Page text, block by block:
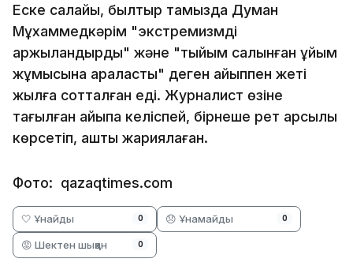
Еске салайық, былтыр тамызда Думан
Мұхаммедкәрім "экстремизмді
қаржыландырды" және "тыйым салынған ұйым
жұмысына араласты" деген айыппен жеті
жылға сотталған еді. Журналист өзіне
тағылған айыпқа келіспей, бірнеше рет қарсылық
көрсетіп, аштық жариялаған.
Фото: qazaqtimes.com
🤍 Ұнайды 0 😞 Ұнамайды 0
😡 Шектен шыққан 0